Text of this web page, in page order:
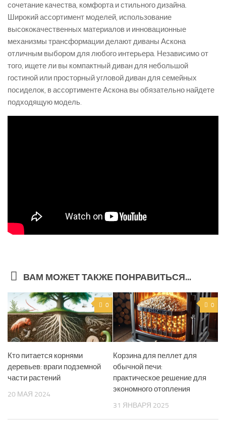
сочетание качества, комфорта и стильного дизайна.
Широкий ассортимент моделей, использование
высококачественных материалов и инновационные
механизмы трансформации делают диваны Аскона
отличным выбором для любого интерьера. Независимо от
того, ищете ли вы компактный диван для небольшой
гостиной или просторный угловой диван для семейных
посиделок, в ассортименте Аскона вы обязательно найдете
подходящую модель.
ВАМ МОЖЕТ ТАКЖЕ ПОНРАВИТЬСЯ...
0
Кто питается корнями
деревьев: враги подземной
части растений
20 МАЯ 2024
0
Корзина для пеллет для
обычной печи:
практическое решение для
экономного отопления
31 ЯНВАРЯ 2025